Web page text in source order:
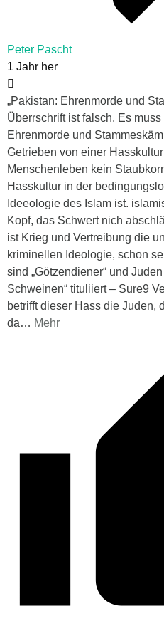
Peter Pascht
1 Jahr her
„Pakistan: Ehrenmorde und
Überrschrift ist falsch. Es
Ehrenmorde und
Getrieben von einer
Menschenleben kein
Hasskultur in der
Ideeologie des Islam ist.
Kopf, das Schwert nich
ist Krieg und Vertreibung die
kriminellen Ideologie, schon
sind „Götzendiener“ und
Schweinen“ tituliiert – Sure9
betrifft dieser Hass die Juden,
da… Mehr